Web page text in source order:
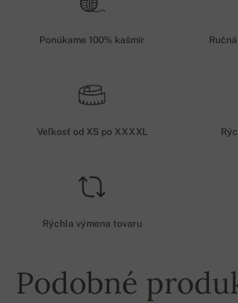
Ponúkame 100% kašmír
Veľkosť od XS po XXXXL
Rýchla výmena tovaru
Podobné